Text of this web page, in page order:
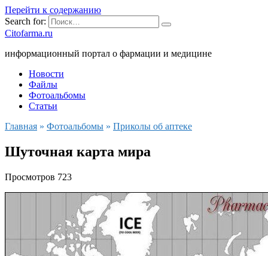
Перейти к содержанию
Search for:
Citofarma.ru
информационный портал о фармации и медицине
Новости
Файлы
Фотоальбомы
Статьи
Главная » Фотоальбомы » Приколы об аптеке
Шуточная карта мира
Просмотров 723